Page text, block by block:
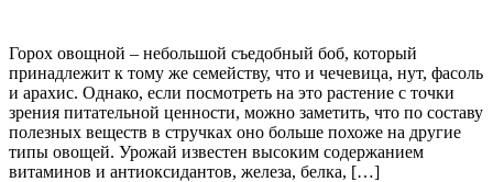
Горох овощной – небольшой съедобный боб, который
принадлежит к тому же семейству, что и чечевица, нут, фасоль
и арахис. Однако, если посмотреть на это растение с точки
зрения питательной ценности, можно заметить, что по составу
полезных веществ в стручках оно больше похоже на другие
типы овощей. Урожай известен высоким содержанием
витаминов и антиоксидантов, железа, белка, […]